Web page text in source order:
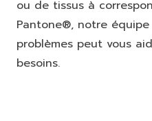
ou de tissus à
Pantone®, notre
problèmes peut vous
besoins.